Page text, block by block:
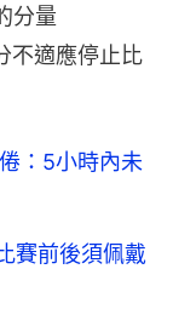
分量
不適應停止比
：5小時內未
賽前後須佩戴